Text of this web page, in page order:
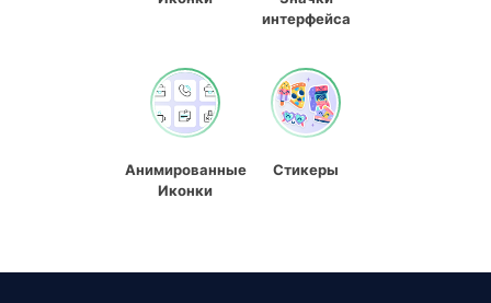
интерфейса
Анимированные
Иконки
Стикеры